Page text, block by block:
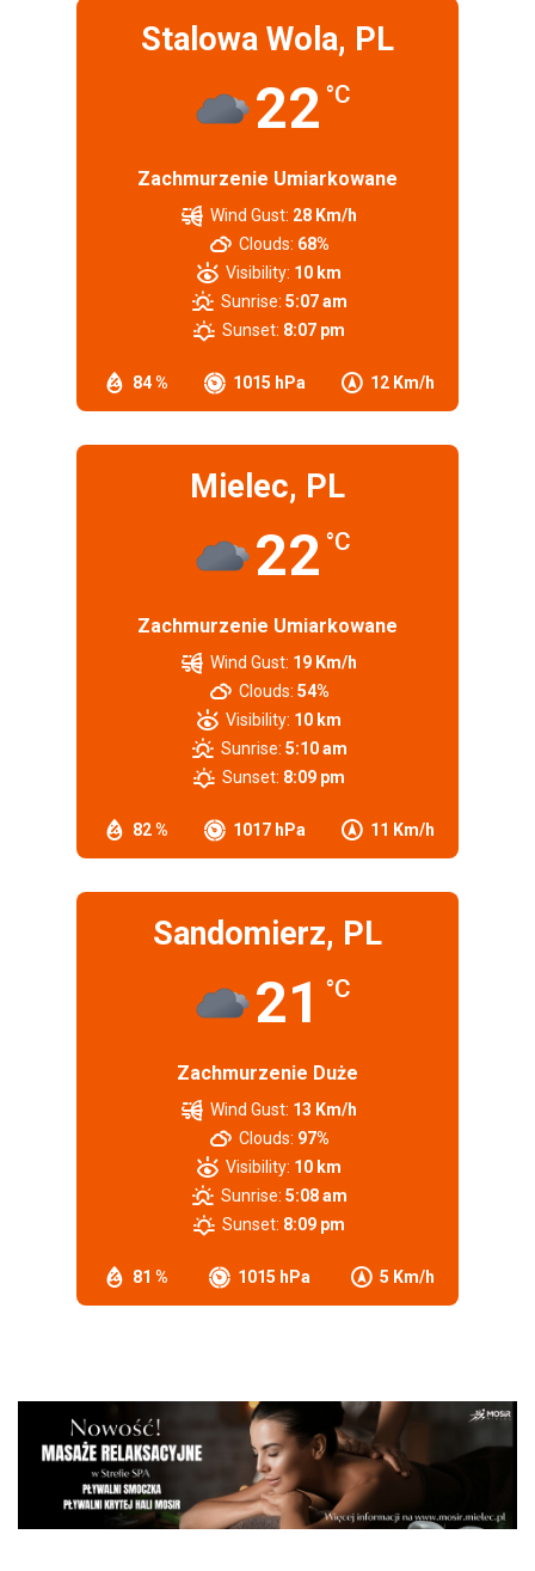
Stalowa Wola, PL
22 °C
Zachmurzenie Umiarkowane
84 % 1015 hPa 12 Km/h
Wind Gust: 28 Km/h
Clouds: 68%
Visibility: 10 km
Sunrise: 5:07 am
Sunset: 8:07 pm
Mielec, PL
22 °C
Zachmurzenie Umiarkowane
82 % 1017 hPa 11 Km/h
Wind Gust: 19 Km/h
Clouds: 54%
Visibility: 10 km
Sunrise: 5:10 am
Sunset: 8:09 pm
Sandomierz, PL
21 °C
Zachmurzenie Duże
81 % 1015 hPa 5 Km/h
Wind Gust: 13 Km/h
Clouds: 97%
Visibility: 10 km
Sunrise: 5:08 am
Sunset: 8:09 pm